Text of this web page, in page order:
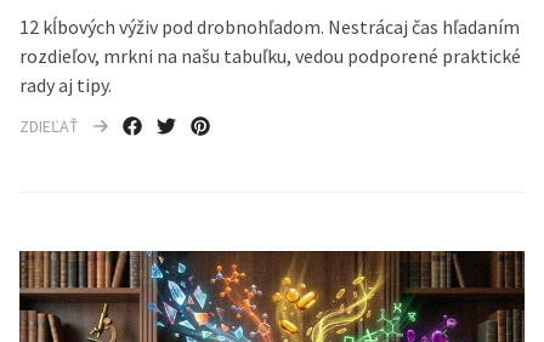
12 kĺbových výživ pod drobnohľadom. Nestrácaj čas hľadaním
rozdieľov, mrkni na našu tabuľku, vedou podporené praktické
rady aj tipy.
ZDIEĽAŤ